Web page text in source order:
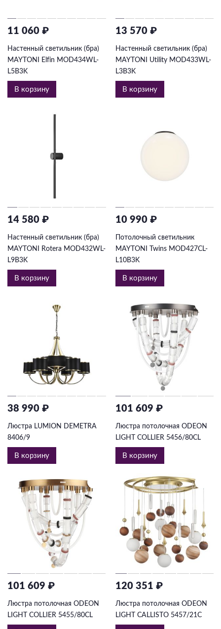
11 060 ₽
Настенный светильник (бра)
MAYTONI Elfin MOD434WL-
L5B3K
В корзину
13 570 ₽
Настенный светильник (бра)
MAYTONI Utility MOD433WL-
L3B3K
В корзину
14 580 ₽
Настенный светильник (бра)
MAYTONI Rotera MOD432WL-
L9B3K
В корзину
10 990 ₽
Потолочный светильник
MAYTONI Twins MOD427CL-
L10B3K
В корзину
38 990 ₽
Люстра LUMION DEMETRA
8406/9
В корзину
101 609 ₽
Люстра потолочная ODEON
LIGHT COLLIER 5456/80CL
В корзину
101 609 ₽
Люстра потолочная ODEON
LIGHT COLLIER 5455/80CL
120 351 ₽
Люстра потолочная ODEON
LIGHT CALLISTO 5457/21C